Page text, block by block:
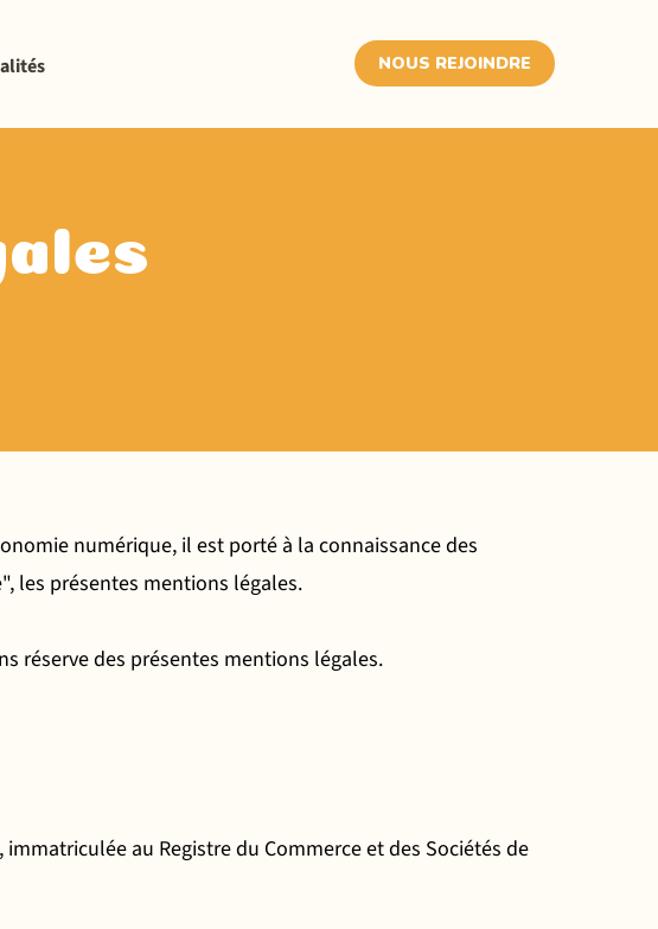
NOUS REJOINDRE
numérique, il est porté à la connaissance des
les présentes mentions légales.
réserve des présentes mentions légales.
au Registre du Commerce et des Sociétés de